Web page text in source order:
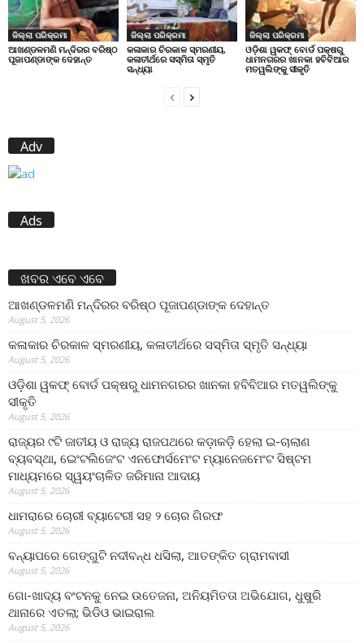
ଜିଲ୍ଲା ପରିକ୍ରମା
ଆଖଣ୍ଡଳମଣି ମନ୍ଦିରର ବରିଷ୍ଠ
ପୂଜାପଣ୍ଡାଙ୍କ ଦେହାନ୍ତ
ଜିଲ୍ଲା ପରିକ୍ରମା
କଳାକାର ଚିରକାଳ ସ୍ମରଣୀୟ,
କଳାତୀର୍ଥରେ ସସ୍ମିତା ସ୍ମୃତି
ସନ୍ଧ୍ୟା
ଜିଲ୍ଲା ପରିକ୍ରମା
ଓଡ଼ିଶା ୱକଫ୍ ବୋର୍ଡ ପକ୍ଷରୁ
ଧାମନଗରର ଖାନକା ହବିବିଆର
ମତୱଲିଙ୍କୁ ସୀକୃତି
Adv
Ads
ଖବର ଏବେ ଏବେ
ଆଖଣ୍ଡଳମଣି ମନ୍ଦିରର ବରିଷ୍ଠ ପୂଜାପଣ୍ଡାଙ୍କ ଦେହାନ୍ତ
August 5, 2026
କଳାକାର ଚିରକାଳ ସ୍ମରଣୀୟ, କଳାତୀର୍ଥରେ ସସ୍ମିତା ସ୍ମୃତି ସନ୍ଧ୍ୟା
August 5, 2026
ଓଡ଼ିଶା ୱକଫ୍ ବୋର୍ଡ ପକ୍ଷରୁ ଧାମନଗରର ଖାନକା ହବିବିଆର ମତୱଲିଙ୍କୁ
ସୀକୃତି
August 5, 2026
ରାଜ୍ୟର ୯ଟି ଜାତୀୟ ଓ ରାଜ୍ୟ ରାଜପଥରେ କଡ଼ାକଡ଼ି ହେଲା ଇ-ଚାଲାଣ
ବ୍ୟବସ୍ଥା, ଇେଂଟଲିଜେଂଟ ଏନଫୋର୍ସମେଂଟ ମ୍ୟାନେଜମେଂଟ ସିଷ୍ଟମ
ମାଧ୍ୟମରେ ସ୍ୱୟଂଚାଳିତ ଜରିମାନା ଆଦାୟ
August 5, 2026
ଧାମରାରେ ଚୋରୀ ବ୍ୟାଟେରୀ ସହ ୨ ଚୋର ଗିରଫ
August 5, 2026
ବନ୍ୟାପରେ ଗେଙ୍ଗୁଟି ନଦୀବନ୍ଧ ଧସିଲା, ଆତଙ୍କିତ ଗ୍ରାମବାସୀ
August 5, 2026
ଗୋ-ଖାଦ୍ୟ ବଂଟନକୁ ନେଇ ଉତେଜନା, ଅନିୟମିତତା ଅଭିଯୋଗ, ଧୁଷୁରି
ଥାନାରେ ଏତଲା; ଭିଡିଓ ଭାଇରାଲ
August 5, 2026